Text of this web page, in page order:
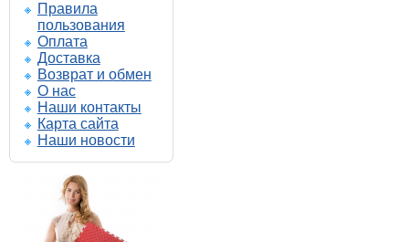
Правила
пользования
Оплата
Доставка
Возврат и обмен
О нас
Наши контакты
Карта сайта
Наши новости